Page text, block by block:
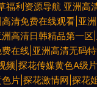
福利资源导航 亚洲高
清免费在线观看|亚
高清日韩精品第一
在线|亚洲高清无码
频|探花传媒黄色A级
片|探花激情网|探花